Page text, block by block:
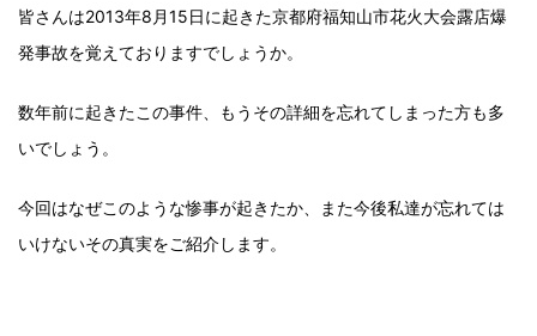
皆さんは2013年8月15日に起きた京都府福知山市花火大会露店爆
発事故を覚えておりますでしょうか。
数年前に起きたこの事件、もうその詳細を忘れてしまった方も多
いでしょう。
今回はなぜこのような惨事が起きたか、また今後私達が忘れては
いけないその真実をご紹介します。